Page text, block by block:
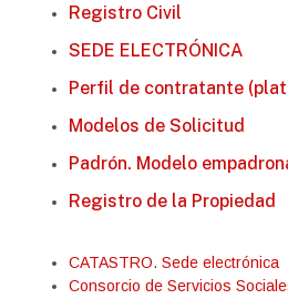
Registro Civil
SEDE ELECTRÓNICA
Perfil de contratante
Modelos de Solicitud
Padrón. Modelo
Registro de la Propiedad
CATASTRO. Sede electrónica
Consorcio de Servicios